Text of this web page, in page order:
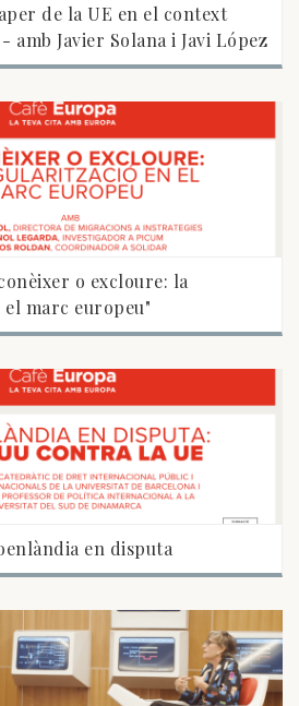
de la UE en el context
amb Javier Solana i Javi López
o excloure: la
marc europeu"
en disputa